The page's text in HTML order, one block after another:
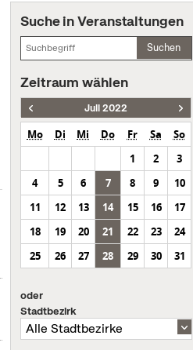
Suche in Veranstaltungen
Suchen
Zeitraum wählen
Juli 2022
Mo Di Mi Do Fr Sa
So
1
2
3
4
5 6 7 8 9
10
11
12 13 14 15 16
17
18
19 20 21 22 23
24
25
26 27 28 29 30 31
oder
Stadtbezirk